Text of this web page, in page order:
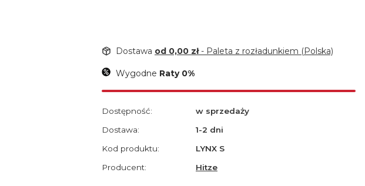
Dostawa od 0,00 zł- Paleta z rozładunkiem (Polska)
Wygodne Raty 0%
Dostępność:
w sprzedaży
Dostawa:
1-2 dni
Kod produktu:
LYNX S
Producent:
Hitze